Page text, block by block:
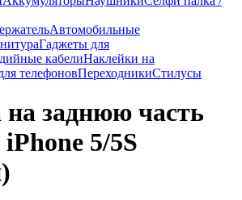
Автомобильные
Гаджеты для
кабелиНаклейки на
телефоновПереходникиСтилусы
заднюю часть
5/5S